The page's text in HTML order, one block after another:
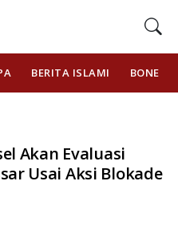
BERITA ISLAMI BONE
Akan Evaluasi
Usai Aksi Blokade